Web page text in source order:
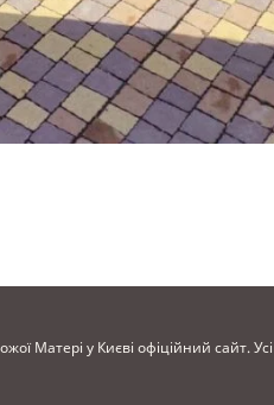
Матері у Києві офіційний сайт.